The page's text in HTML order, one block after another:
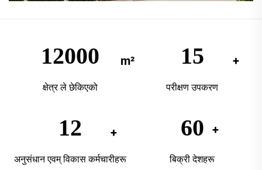
12000
क्षेत्र ले छेकिएको
15
परीक्षण उपकरण
12
अनुसंधान एवम् विकास कर्मचारीहरू
60
बिक्री देशहरू